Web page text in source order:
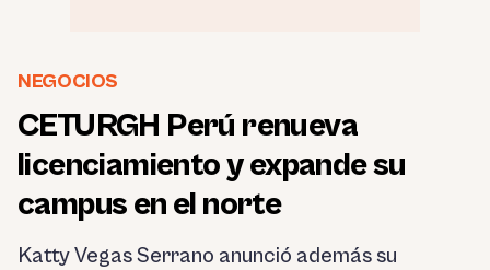
NEGOCIOS
CETURGH Perú renueva
licenciamiento y expande su
campus en el norte
Katty Vegas Serrano anunció además su